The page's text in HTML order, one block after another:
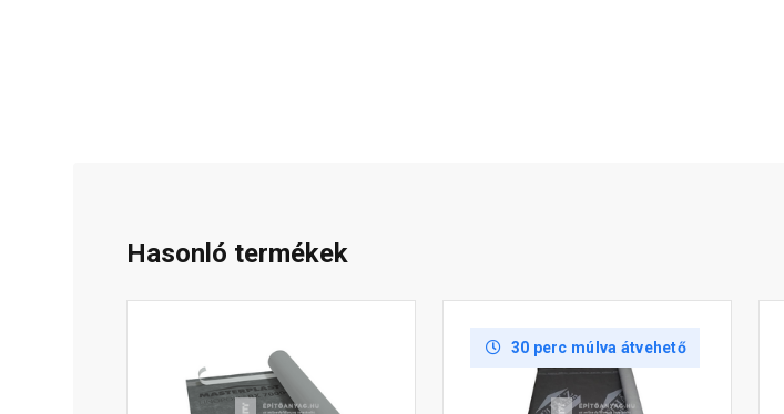
Hasonló termékek
30 perc múlva átvehető